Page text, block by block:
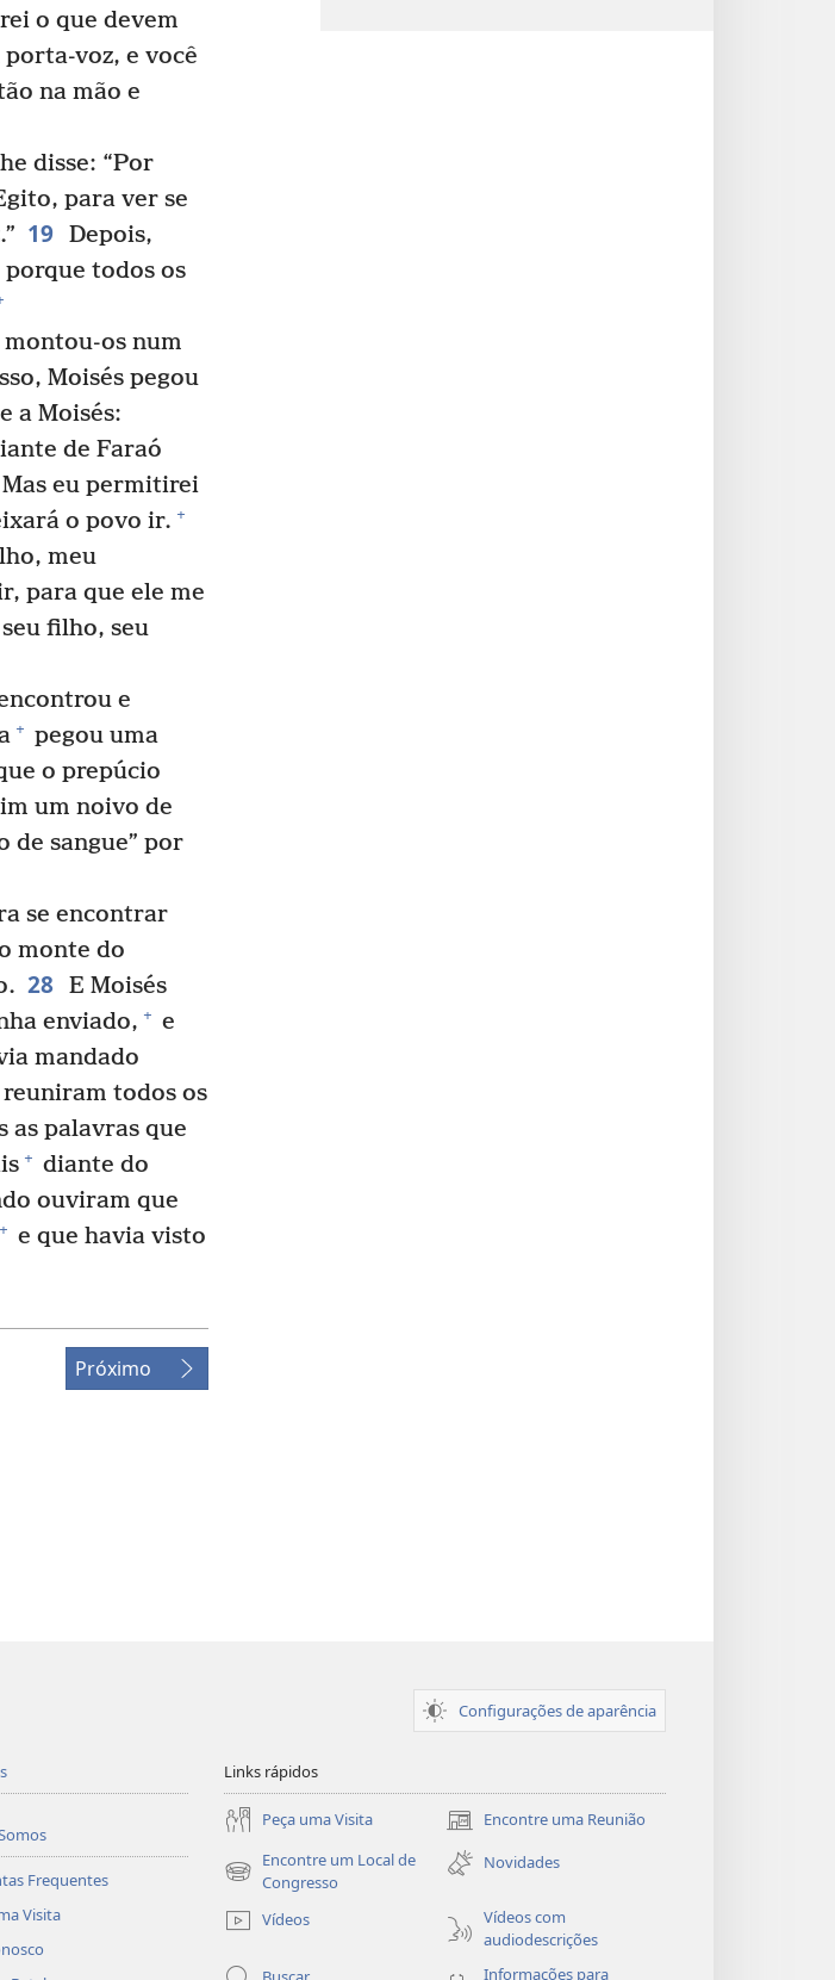
o que devem
voz, e você
na mão e
disse: “Por
para ver se
19 Depois,
porque todos os
montou-os num
Moisés pegou
a Moisés:
de Faraó
Mas eu permitirei
o povo ir. +
meu
para que ele me
filho, seu
e
+ pegou uma
o prepúcio
um noivo de
de sangue” por
se encontrar
monte do
28 E Moisés
enviado, + e
mandado
todos os
as palavras que
+ diante do
ouviram que
+ e que havia visto
Próximo
Configurações de aparência
Frequentes
Visita
Links rápidos
Peça uma Visita Encontre uma Reunião
(abre
nova
janela)
Encontre um Local de
Congresso
(abre
janela)
Novidades
Vídeos
Vídeos com
audiodescrições
Informações para